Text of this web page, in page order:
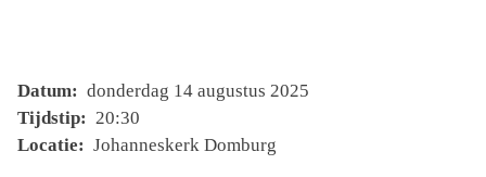
Datum: donderdag 14 augustus 2025
Tijdstip: 20:30
Locatie: Johanneskerk Domburg